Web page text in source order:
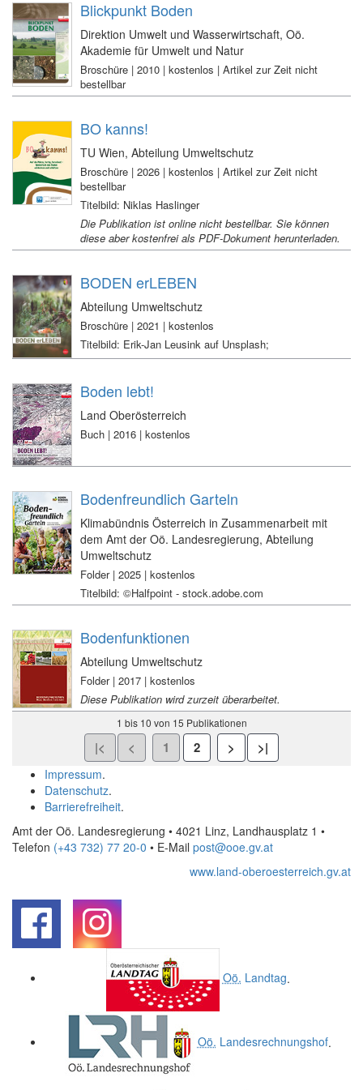
Blickpunkt Boden
Direktion Umwelt und Wasserwirtschaft, Oö.
Akademie für Umwelt und Natur
Broschüre | 2010 | kostenlos | Artikel zur Zeit nicht
bestellbar
BO kanns!
TU Wien, Abteilung Umweltschutz
Broschüre | 2026 | kostenlos | Artikel zur Zeit nicht
bestellbar
Titelbild: Niklas Haslinger
Die Publikation ist online nicht bestellbar. Sie können
diese aber kostenfrei als PDF-Dokument herunterladen.
BODEN erLEBEN
Abteilung Umweltschutz
Broschüre | 2021 | kostenlos
Titelbild: Erik-Jan Leusink auf Unsplash;
Boden lebt!
Land Oberösterreich
Buch | 2016 | kostenlos
Bodenfreundlich Garteln
Klimabündnis Österreich in Zusammenarbeit mit
dem Amt der Oö. Landesregierung, Abteilung
Umweltschutz
Folder | 2025 | kostenlos
Titelbild: ©Halfpoint - stock.adobe.com
Bodenfunktionen
Abteilung Umweltschutz
Folder | 2017 | kostenlos
Diese Publikation wird zurzeit überarbeitet.
1 bis 10 von 15 Publikationen
Impressum.
Datenschutz.
Barrierefreiheit.
Amt der Oö. Landesregierung • 4021 Linz, Landhausplatz 1 •
Telefon (+43 732) 77 20-0 • E-Mail post@ooe.gv.at
www.land-oberoesterreich.gv.at
Oö. Landtag.
Oö. Landesrechnungshof.